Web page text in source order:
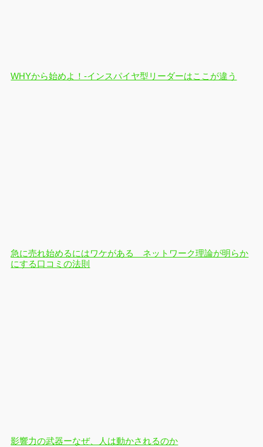
WHYから始めよ！-インスパイヤ型リーダーはここが違う
急に売れ始めるにはワケがある ネットワーク理論が明らか
にする口コミの法則
影響力の武器ーなぜ、人は動かされるのか